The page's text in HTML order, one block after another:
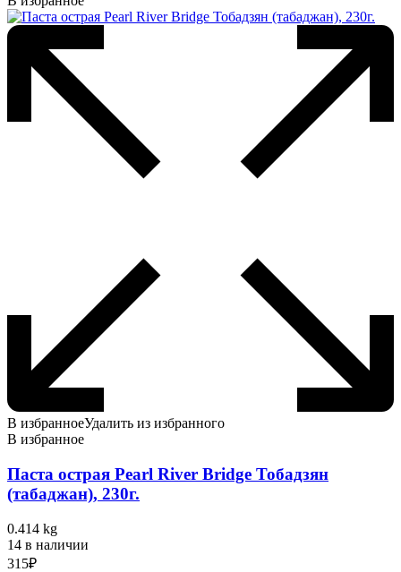
В избранноеУдалить из избранного
В избранное
Паста острая Pearl River Bridge Тобадзян
(табаджан), 230г.
0.414 kg
14 в наличии
315₽